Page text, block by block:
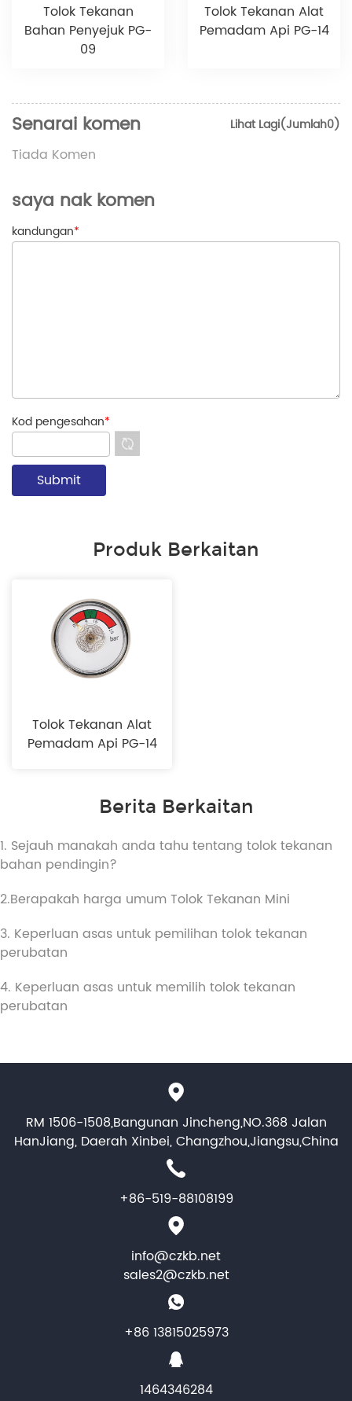
Tolok Tekanan
Bahan Penyejuk PG-
09
Tolok Tekanan Alat
Pemadam Api PG-14
Lihat Lagi(Jumlah0)
Senarai komen
Tiada Komen
saya nak komen
kandungan*
Kod pengesahan*
Produk Berkaitan
Tolok Tekanan Alat
Pemadam Api PG-14
Berita Berkaitan
1. Sejauh manakah anda tahu tentang tolok tekanan
bahan pendingin?
2.Berapakah harga umum Tolok Tekanan Mini
3. Keperluan asas untuk pemilihan tolok tekanan
perubatan
4. Keperluan asas untuk memilih tolok tekanan
perubatan
RM 1506-1508,Bangunan Jincheng,NO.368 Jalan
HanJiang, Daerah Xinbei, Changzhou,Jiangsu,China
+86-519-88108199
info@czkb.net
sales2@czkb.net
+86 13815025973
1464346284